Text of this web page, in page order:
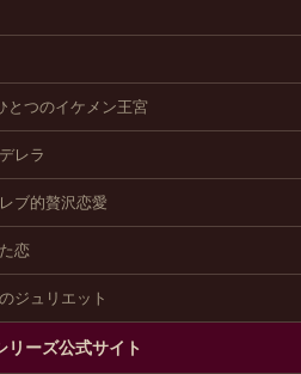
つのイケメン王宮
レラ
ブ的贅沢恋愛
恋
ジュリエット
リーズ公式サイト